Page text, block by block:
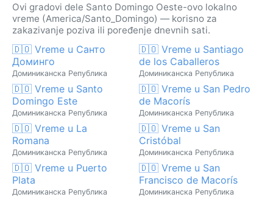
Ovi gradovi dele Santo Domingo Oeste-ovo lokalno
vreme (America/Santo_Domingo) — korisno za
zakazivanje poziva ili poređenje dnevnih sati.
🇩🇴 Vreme u Санто
Доминго
Доминиканска Република
🇩🇴 Vreme u Santiago
de los Caballeros
Доминиканска Република
🇩🇴 Vreme u Santo
Domingo Este
Доминиканска Република
🇩🇴 Vreme u San Pedro
de Macorís
Доминиканска Република
🇩🇴 Vreme u La
Romana
Доминиканска Република
🇩🇴 Vreme u San
Cristóbal
Доминиканска Република
🇩🇴 Vreme u Puerto
Plata
Доминиканска Република
🇩🇴 Vreme u San
Francisco de Macorís
Доминиканска Република